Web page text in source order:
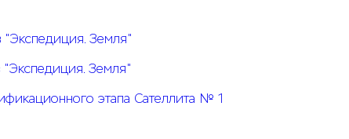
Земля"
Земля"
этапа Сателлита № 1